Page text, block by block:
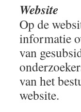
Website
Op de
informatie
van
van het
website.